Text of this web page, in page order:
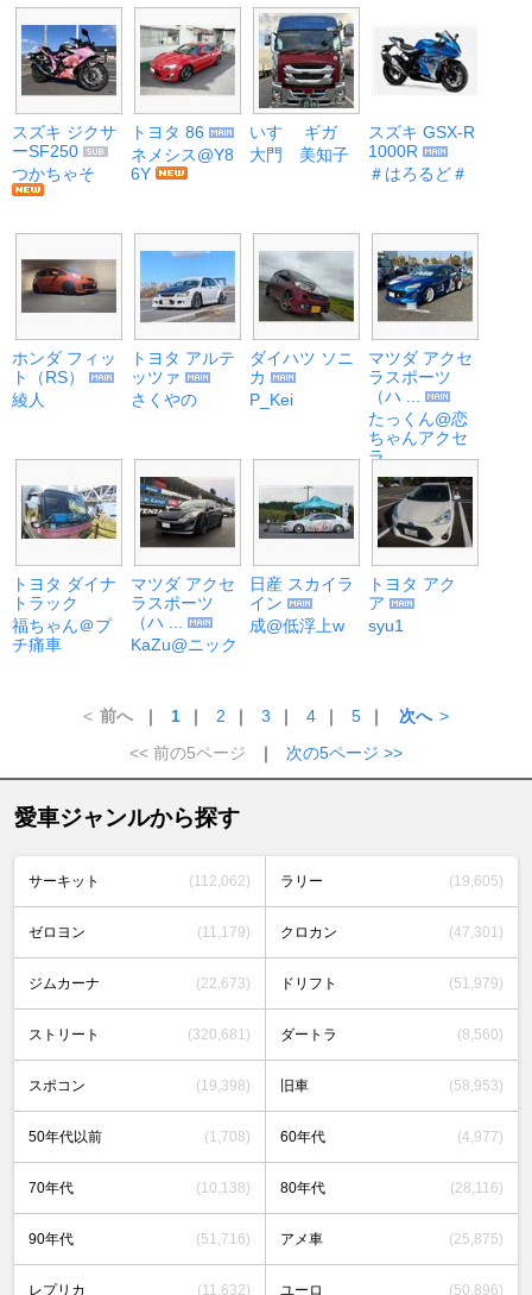
スズキ ジクサ
ーSF250
つかちゃそ
トヨタ 86
ネメシス@Y8
6Y
いすゞ ギガ
大門 美知子
スズキ GSX-R
1000R
＃はろるど＃
ホンダ フィッ
ト（RS）
綾人
トヨタ アルテ
ッツァ
さくやの
ダイハツ ソニ
カ
P_Kei
マツダ アクセ
ラスポーツ
（ハ ...
たっくん@恋
ちゃんアクセ
ラ
トヨタ ダイナ
トラック
福ちゃん＠プ
チ痛車
マツダ アクセ
ラスポーツ
（ハ ...
KaZu@ニック
日産 スカイラ
イン
成@低浮上w
トヨタ アク
ア
syu1
< 前へ ｜ 1 ｜ 2 ｜ 3 ｜ 4 ｜ 5 ｜ 次へ >
<< 前の5ページ
｜ 次の5ページ >>
愛車ジャンルから探す
サーキット (112,062) ラリー (19,605)
ゼロヨン (11,179) クロカン (47,301)
ジムカーナ (22,673) ドリフト (51,979)
ストリート (320,681) ダートラ (8,560)
スポコン (19,398) 旧車 (58,953)
50年代以前 (1,708) 60年代 (4,977)
70年代 (10,138) 80年代 (28,116)
90年代 (51,716) アメ車 (25,875)
レプリカ (11,632) ユーロ (50,896)